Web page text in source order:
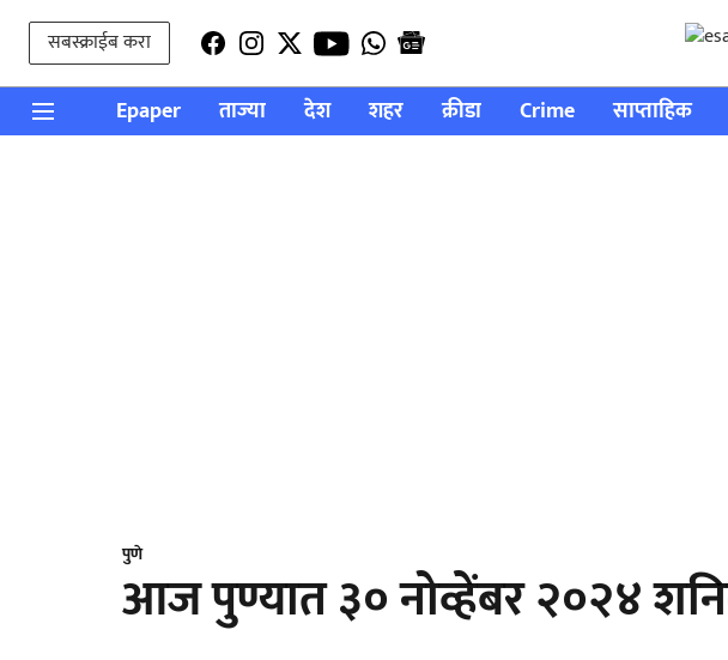
सबस्क्राईब करा
Epaper ताज्या देश शहर क्रीडा Crime साप्ताहिक
पुणे
आज पुण्यात ३० नोव्हेंबर २०२४